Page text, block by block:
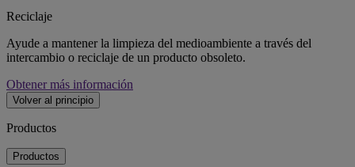
Reciclaje
Ayude a mantener la limpieza del medioambiente a través del
intercambio o reciclaje de un producto obsoleto.
Obtener más información
Volver al principio
Productos
Productos